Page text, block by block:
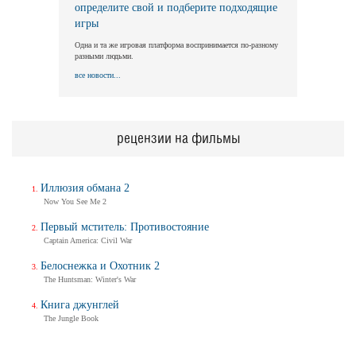
определите свой и подберите подходящие
игры
Одна и та же игровая платформа воспринимается по-разному
разными людьми.
все новости...
рецензии на фильмы
Иллюзия обмана 2
Now You See Me 2
Первый мститель: Противостояние
Captain America: Civil War
Белоснежка и Охотник 2
The Huntsman: Winter's War
Книга джунглей
The Jungle Book